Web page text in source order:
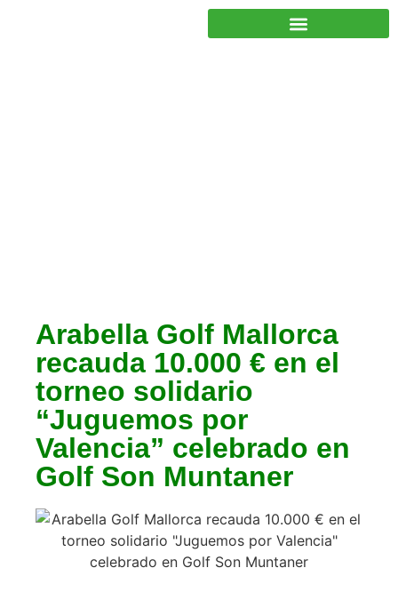
Arabella Golf Mallorca
recauda 10.000 € en el
torneo solidario
“Juguemos por
Valencia” celebrado en
Golf Son Muntaner